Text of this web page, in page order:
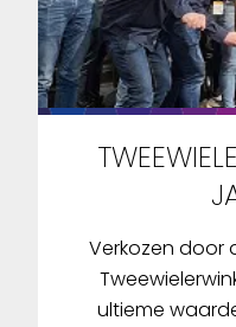
Verkozen door
ultieme